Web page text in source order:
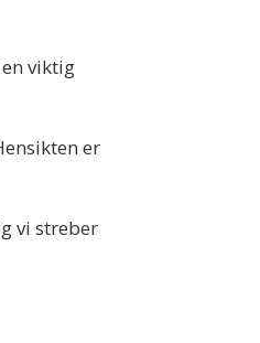
viktig
er
vi streber